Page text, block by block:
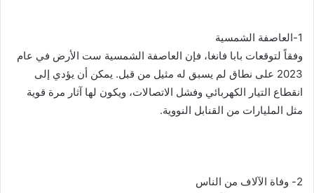
1-العاصفة الشمسية
وفقاً لتوقعات بابا فانغا، فإن العاصفة الشمسية ست الأرض في عام
2023 على نطاق لم يسبق له مثيل من قبل. يمكن أن يؤدي إلى
انقطاع التيار الكهربائي وفشل الاتصالات، ويكون لها آثار مرة قوية
مثل المليارات من القنابل النووية.
2- وفاة الآلاف من الناس